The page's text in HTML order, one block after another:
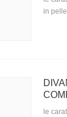
in pelle
le